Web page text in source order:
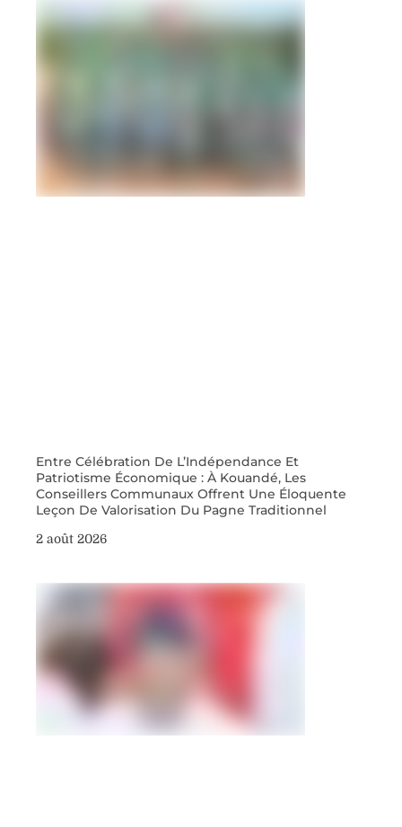
Entre Célébration De L’Indépendance Et
Patriotisme Économique : À Kouandé, Les
Conseillers Communaux Offrent Une Éloquente
Leçon De Valorisation Du Pagne Traditionnel
2 août 2026